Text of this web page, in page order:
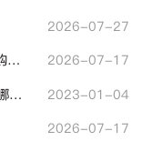
2026-07-27
海外美国住宅代理IP怎么选？新手避坑选购指南
2026-07-17
想要利用海外住宅代理高效数据都要注意哪些地方？
2023-01-04
2026-07-17